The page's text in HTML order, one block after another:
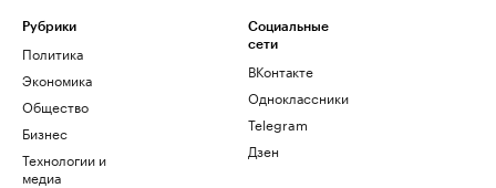
Рубрики
Политика
Экономика
Общество
Бизнес
Технологии и
медиа
Социальные
сети
ВКонтакте
Одноклассники
Telegram
Дзен